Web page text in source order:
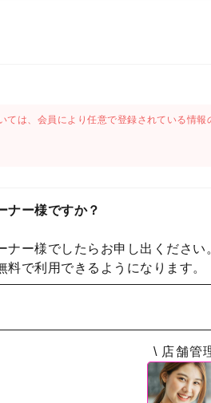
ては、会員により任意で登録されている情
ナー様ですか？
ナー様でしたらお申し出くださ
料で利用できるようになります。
\ 店舗管